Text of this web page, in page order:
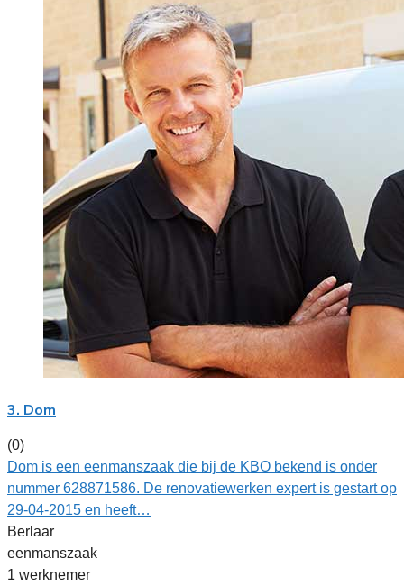
3. Dom
(0)
Dom is een eenmanszaak die bij de KBO bekend is onder
nummer 628871586. De renovatiewerken expert is gestart op
29-04-2015 en heeft…
Berlaar
eenmanszaak
1 werknemer